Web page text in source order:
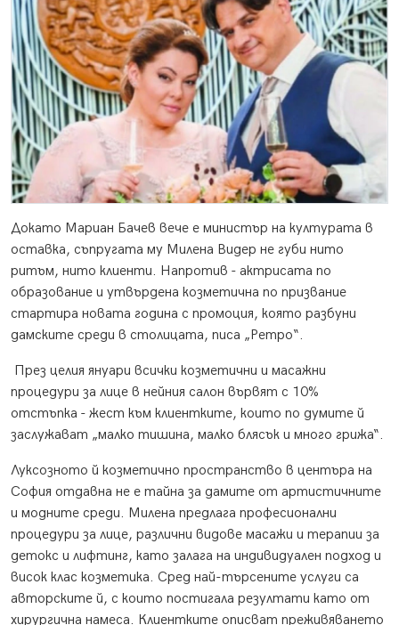
Докато Мариан Бачев вече е министър на културата в
оставка, съпругата му Милена Видер не губи нито
ритъм, нито клиенти. Напротив - актрисата по
образование и утвърдена козметична по призвание
стартира новата година с промоция, която разбуни
дамските среди в столицата, писа „Ретро“.
През целия януари всички козметични и масажни
процедури за лице в нейния салон вървят с 10%
отстъпка - жест към клиентките, които по думите й
заслужават „малко тишина, малко блясък и много грижа“.
Луксозното й козметично пространство в центъра на
София отдавна не е тайна за дамите от артистичните
и модните среди. Милена предлага професионални
процедури за лице, различни видове масажи и терапии за
детокс и лифтинг, като залага на индивидуален подход и
висок клас козметика. Сред най-търсените услуги са
авторските й, с които постигала резултати като от
хирургична намеса. Клиентките описват преживяването